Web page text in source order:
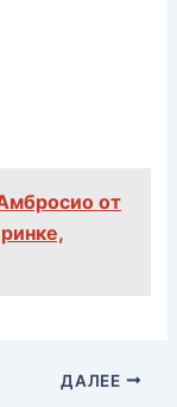
от
ДАЛЕЕ